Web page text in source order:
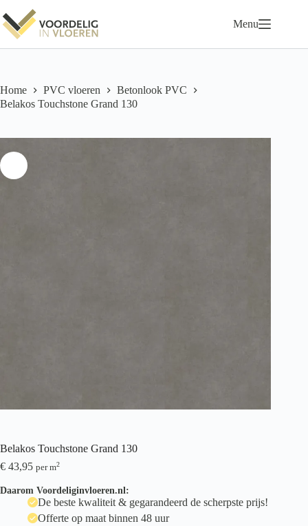
naar
de
inhoud
Menu
Home PVC vloeren
Betonlook PVC
Belakos Touchstone Grand 130
Belakos Touchstone Grand 130
€ 43,95 per m2
Daarom Voordeliginvloeren.nl:
De beste kwaliteit & gegarandeerd de scherpste prijs!
Offerte op maat binnen 48 uur